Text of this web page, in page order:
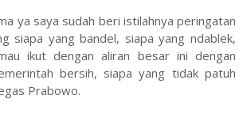
ya saya sudah beri istilahnya peringatan
siapa yang bandel, siapa yang ndablek,
ikut dengan aliran besar ini dengan
bersih, siapa yang tidak patuh
Prabowo.